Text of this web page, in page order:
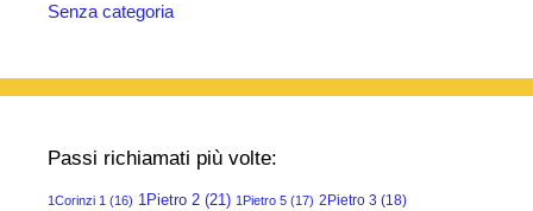
Senza categoria
Passi richiamati più volte:
1Corinzi 1 (16) 1Pietro 2 (21) 1Pietro 5 (17) 2Pietro 3 (18)